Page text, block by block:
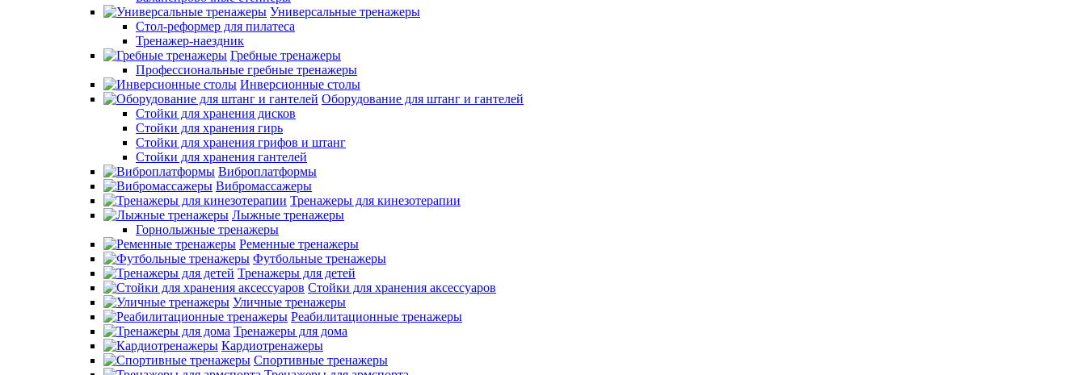
Универсальные тренажеры
Стол-реформер для пилатеса
Тренажер-наездник
Гребные тренажеры
Профессиональные гребные тренажеры
Инверсионные столы
Оборудование для штанг и гантелей
Стойки для хранения дисков
Стойки для хранения гирь
Стойки для хранения грифов и штанг
Стойки для хранения гантелей
Виброплатформы
Вибромассажеры
Тренажеры для кинезотерапии
Лыжные тренажеры
Горнолыжные тренажеры
Ременные тренажеры
Футбольные тренажеры
Тренажеры для детей
Стойки для хранения аксессуаров
Уличные тренажеры
Реабилитационные тренажеры
Тренажеры для дома
Кардиотренажеры
Спортивные тренажеры